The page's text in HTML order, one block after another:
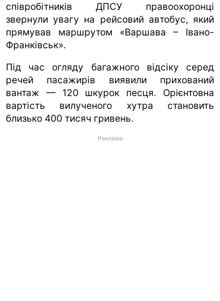
співробітників ДПСУ правоохоронці
звернули увагу на рейсовий автобус, який
прямував маршрутом «Варшава – Івано-
Франківськ».
Під час огляду багажного відсіку серед
речей пасажирів виявили прихований
вантаж — 120 шкурок песця. Орієнтовна
вартість вилученого хутра становить
близько 400 тисяч гривень.
Реклама